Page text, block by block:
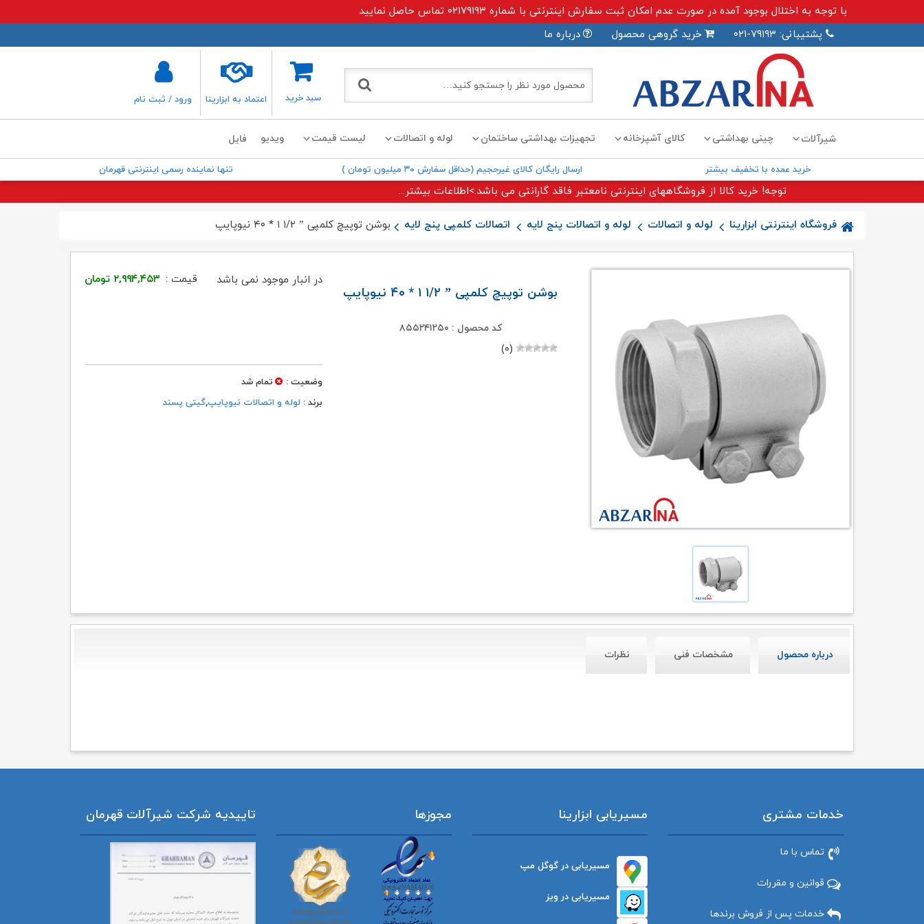
با توجه به اختلال بوجود آمده در صورت عدم امکان ثبت سفارش اینترنتی با شماره ۰۲۱۷۹۱۹۳ تماس حاصل نمایید
پشتیبانی: ۷۹۱۹۳-۰۲۱
خرید گروهی محصول درباره ما
سبد خرید اعتماد به ابزارینا ورود / ثبت نام
شیرآلات چینی بهداشتی کالای آشپزخانه تجهیزات بهداشتی ساختمان لوله و اتصالات لیست قیمت ویدیو فایل
خرید عمده با تخفیف بیشتر ارسال رایگان کالای غیرحجیم (حداقل سفارش ۳۰ میلیون تومان ) تنها نماینده رسمی اینترنتی قهرمان
توجه! خرید کالا از فروشگاههای اینترنتی نامعتبر فاقد گارانتی می باشد.>اطلاعات بیشتر...
فروشگاه اینترنتی ابزارینا لوله و اتصالات لوله و اتصالات پنج لایه اتصالات کلمپی پنج لایه بوشن توپیچ کلمپی ” ۱/۲ ۱ * ۴۰ نیوپایپ
بوشن توپیچ کلمپی ” ۱/۲ ۱ * ۴۰ نیوپایپ
کد محصول : ۸۵۵۲۴۱۲۵۰
(۰)
قیمت : ۲,۹۹۴,۴۵۳ تومان در انبار موجود نمی باشد
وضعیت :
تمام شد
برند : لوله و اتصالات نیوپایپ,گیتی پسند
درباره محصول مشخصات فنی نظرات
خدمات مشتری
تماس با ما
قوانین و مقررات
خدمات پس از فروش برندها
مسیریابی ابزارینا
مسیریابی در گوگل مپ
مسیریابی در ویز
مجوزها تاییدیه شرکت شیرآلات قهرمان